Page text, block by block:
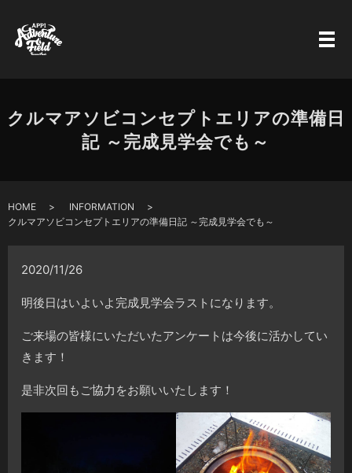
クルマアソビコンセプトエリアの準備日
記 ～完成見学会でも～
HOME
INFORMATION
クルマアソビコンセプトエリアの準備日記 ～完成見学会でも～
2020/11/26
明後日はいよいよ完成見学会ラストになります。
ご来場の皆様にいただいたアンケートは今後に活かしてい
きます！
是非次回もご協力をお願いいたします！